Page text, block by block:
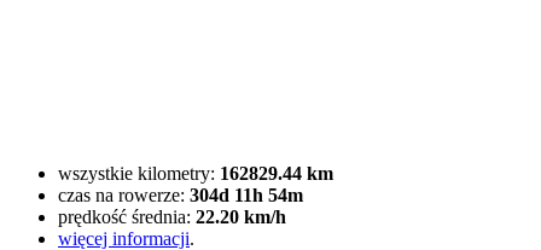
wszystkie kilometry: 162829.44 km
czas na rowerze: 304d 11h 54m
prędkość średnia: 22.20 km/h
więcej informacji.